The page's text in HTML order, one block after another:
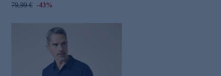
79,99 € -43%